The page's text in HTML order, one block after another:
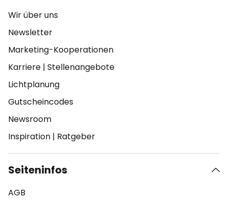
Wir über uns
Newsletter
Marketing-Kooperationen
Karriere | Stellenangebote
Lichtplanung
Gutscheincodes
Newsroom
Inspiration | Ratgeber
Seiteninfos
AGB